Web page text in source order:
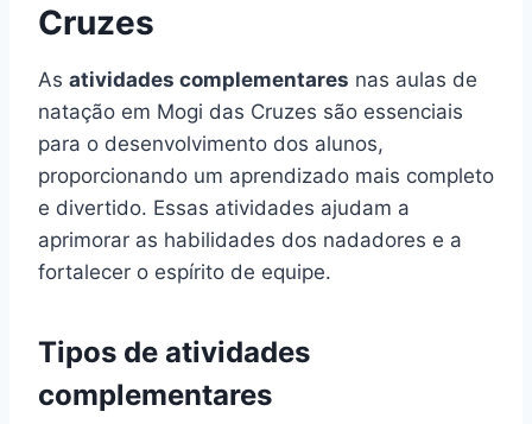
Cruzes
As atividades complementares nas aulas de
natação em Mogi das Cruzes são essenciais
para o desenvolvimento dos alunos,
proporcionando um aprendizado mais completo
e divertido. Essas atividades ajudam a
aprimorar as habilidades dos nadadores e a
fortalecer o espírito de equipe.
Tipos de atividades
complementares